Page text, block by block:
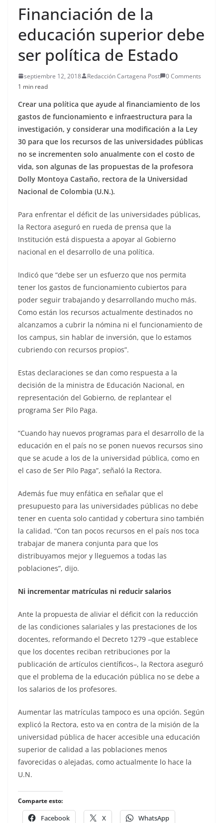
Financiación de la
educación superior debe
ser política de Estado
septiembre 12, 2018 Redacción Cartagena Post
0 Comments
1 min read
Crear una política que ayude al financiamiento de los
gastos de funcionamiento e infraestructura para la
investigación, y considerar una modificación a la Ley
30 para que los recursos de las universidades públicas
no se incrementen solo anualmente con el costo de
vida, son algunas de las propuestas de la profesora
Dolly Montoya Castaño, rectora de la Universidad
Nacional de Colombia (U.N.).
Para enfrentar el déficit de las universidades públicas,
la Rectora aseguró en rueda de prensa que la
Institución está dispuesta a apoyar al Gobierno
nacional en el desarrollo de una política.
Indicó que “debe ser un esfuerzo que nos permita
tener los gastos de funcionamiento cubiertos para
poder seguir trabajando y desarrollando mucho más.
Como están los recursos actualmente destinados no
alcanzamos a cubrir la nómina ni el funcionamiento de
los campus, sin hablar de inversión, que lo estamos
cubriendo con recursos propios”.
Estas declaraciones se dan como respuesta a la
decisión de la ministra de Educación Nacional, en
representación del Gobierno, de replantear el
programa Ser Pilo Paga.
“Cuando hay nuevos programas para el desarrollo de la
educación en el país no se ponen nuevos recursos sino
que se acude a los de la universidad pública, como en
el caso de Ser Pilo Paga”, señaló la Rectora.
Además fue muy enfática en señalar que el
presupuesto para las universidades públicas no debe
tener en cuenta solo cantidad y cobertura sino también
la calidad. “Con tan pocos recursos en el país nos toca
trabajar de manera conjunta para que los
distribuyamos mejor y lleguemos a todas las
poblaciones”, dijo.
Ni incrementar matrículas ni reducir salarios
Ante la propuesta de aliviar el déficit con la reducción
de las condiciones salariales y las prestaciones de los
docentes, reformando el Decreto 1279 –que establece
que los docentes reciban retribuciones por la
publicación de artículos científicos–, la Rectora aseguró
que el problema de la educación pública no se debe a
los salarios de los profesores.
Aumentar las matrículas tampoco es una opción. Según
explicó la Rectora, esto va en contra de la misión de la
universidad pública de hacer accesible una educación
superior de calidad a las poblaciones menos
favorecidas o alejadas, como actualmente lo hace la
U.N.
Comparte esto:
Facebook X WhatsApp